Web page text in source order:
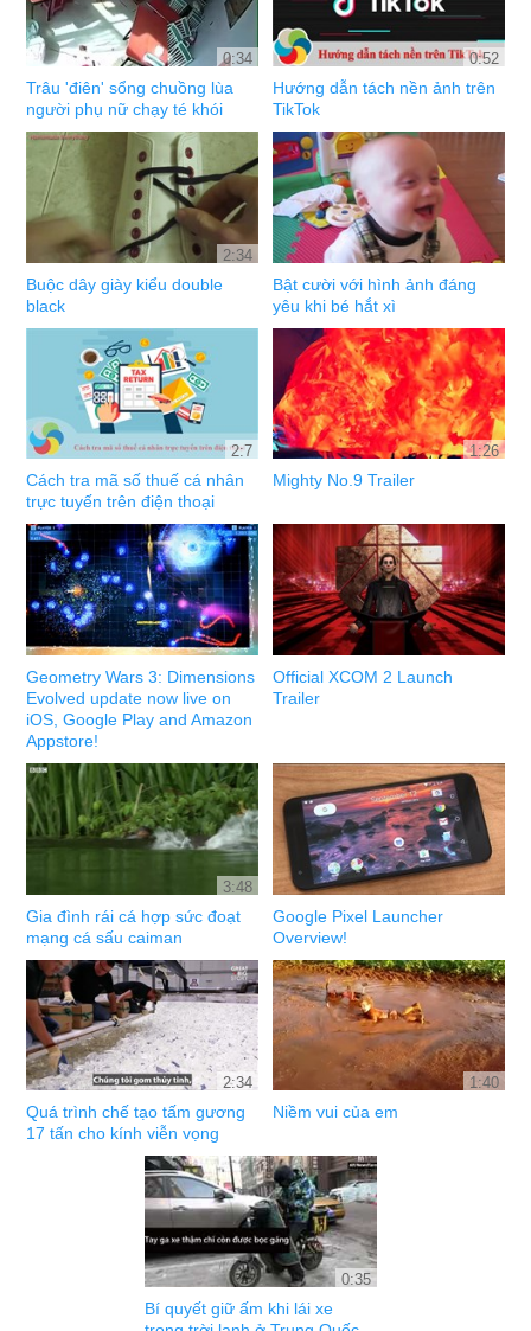
0:34
Trâu 'điên' sổng chuồng lùa
người phụ nữ chạy té khói
0:52
Hướng dẫn tách nền ảnh trên
TikTok
2:34
Buộc dây giày kiểu double
black
Bật cười với hình ảnh đáng
yêu khi bé hắt xì
2:7
Cách tra mã số thuế cá nhân
trực tuyến trên điện thoại
1:26
Mighty No.9 Trailer
Geometry Wars 3: Dimensions
Evolved update now live on
iOS, Google Play and Amazon
Appstore!
Official XCOM 2 Launch
Trailer
3:48
Gia đình rái cá hợp sức đoạt
mạng cá sấu caiman
Google Pixel Launcher
Overview!
2:34
Quá trình chế tạo tấm gương
17 tấn cho kính viễn vọng
1:40
Niềm vui của em
0:35
Bí quyết giữ ấm khi lái xe